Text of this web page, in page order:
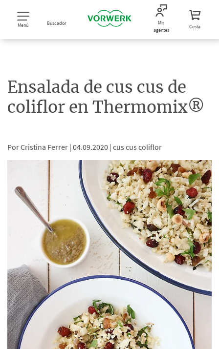
Menú Buscador
Mis
agentes
Cesta
Ensalada de cus cus de
coliflor en Thermomix®
Por Cristina Ferrer | 04.09.2020 | cus cus coliflor